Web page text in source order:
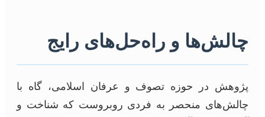
چالش‌ها و راه‌حل‌های رایج
پژوهش در حوزه تصوف و عرفان اسلامی، گاه با
چالش‌های منحصر به فردی روبروست که شناخت و